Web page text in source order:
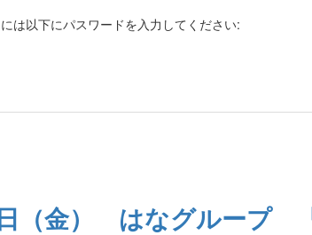
は以下にパスワードを入力してください:
（金） はなグループ